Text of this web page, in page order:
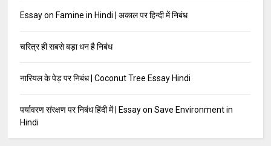
Essay on Famine in Hindi | अकाल पर हिन्दी में निबंध
चरित्र ही सबसे बड़ा धन है निबंध
नारियल के पेड़ पर निबंध | Coconut Tree Essay Hindi
पर्यावरण संरक्षण पर निबंध हिंदी में | Essay on Save Environment in
Hindi